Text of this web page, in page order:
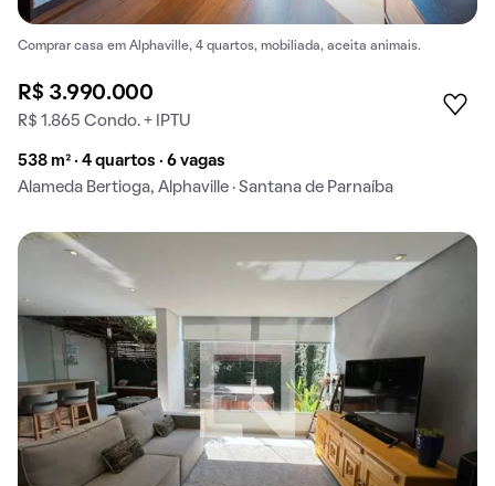
Comprar casa em Alphaville, 4 quartos, mobiliada, aceita animais.
R$ 3.990.000
R$ 1.865 Condo. + IPTU
538 m² · 4 quartos · 6 vagas
Alameda Bertioga, Alphaville · Santana de Parnaíba